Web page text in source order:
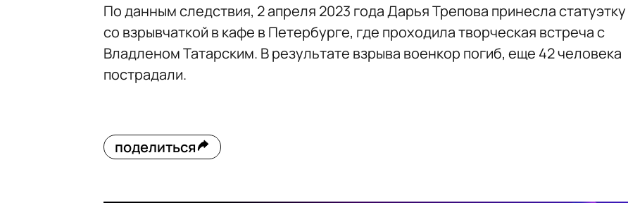
По данным следствия, 2 апреля 2023 года Дарья Трепова принесла статуэтку
со взрывчаткой в кафе в Петербурге, где проходила творческая встреча с
Владленом Татарским. В результате взрыва военкор погиб, еще 42 человека
пострадали.
поделиться